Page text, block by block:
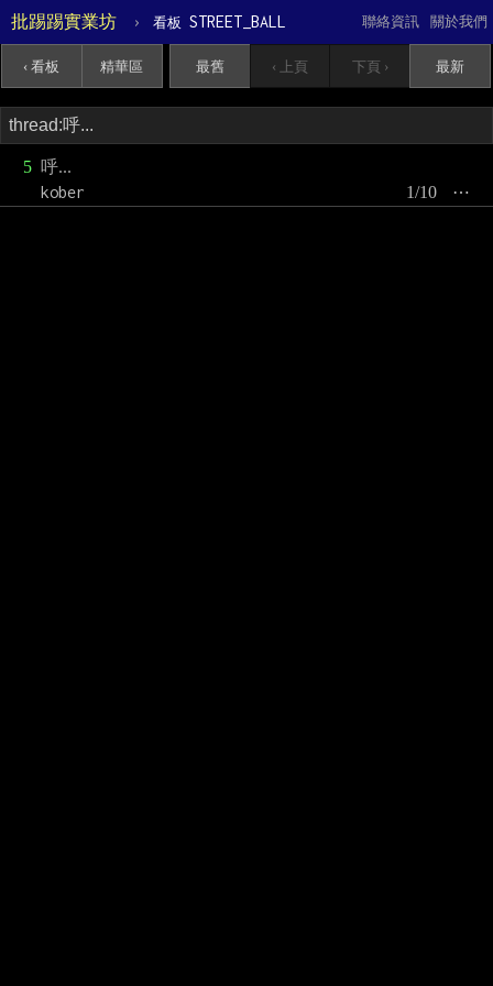
批踢踢實業坊 › 看板 STREET_BALL 關於我們
聯絡資訊
‹ 看板 精華區 最舊 ‹ 上頁 下頁 › 最新
5 呼...
kober
⋯
1/10